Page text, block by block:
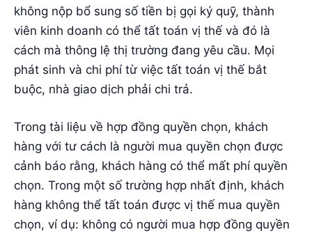
không nộp bổ sung số tiền bị gọi ký quỹ, thành
viên kinh doanh có thể tất toán vị thế và đó là
cách mà thông lệ thị trường đang yêu cầu. Mọi
phát sinh và chi phí từ việc tất toán vị thế bắt
buộc, nhà giao dịch phải chi trả.
Trong tài liệu về hợp đồng quyền chọn, khách
hàng với tư cách là người mua quyền chọn được
cảnh báo rằng, khách hàng có thể mất phí quyền
chọn. Trong một số trường hợp nhất định, khách
hàng không thể tất toán được vị thế mua quyền
chọn, ví dụ: không có người mua hợp đồng quyền